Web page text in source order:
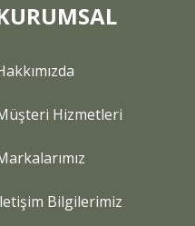
Hizmetleri
Bilgilerimiz